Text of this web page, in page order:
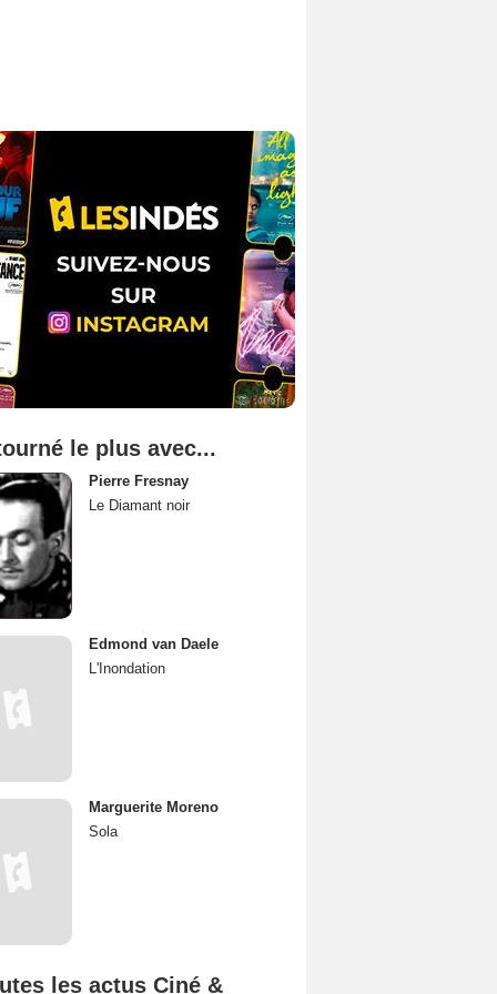
le plus avec...
Pierre Fresnay
Le Diamant noir
Edmond van Daele
L'Inondation
Marguerite Moreno
Sola
les actus Ciné &